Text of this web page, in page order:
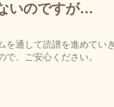
いのですが…
を通して読譜を進めてい
、ご安心ください。